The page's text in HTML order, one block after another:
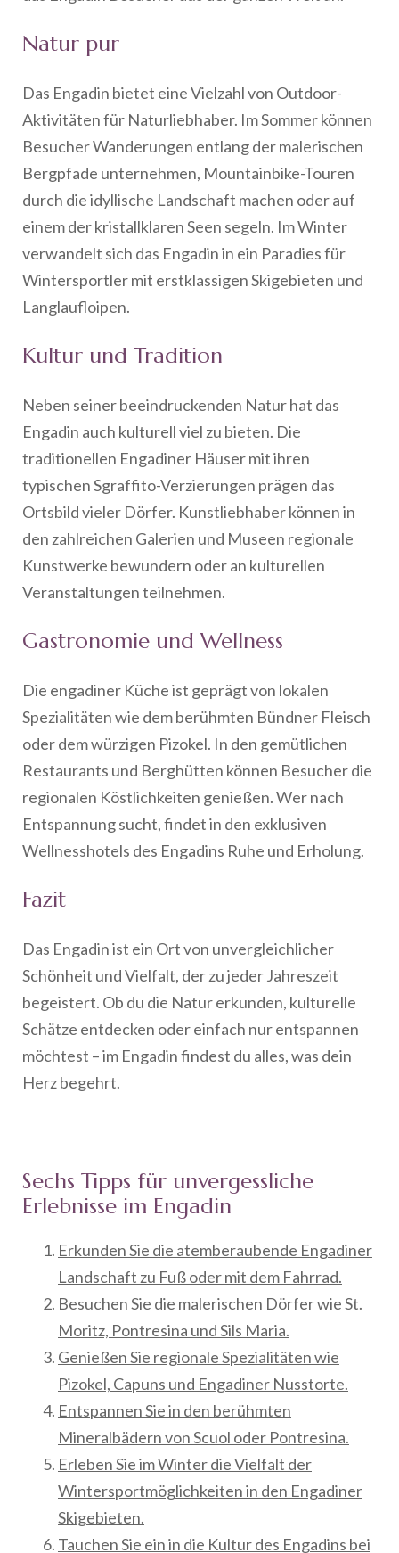
Natur pur
Das Engadin bietet eine Vielzahl von Outdoor-
Aktivitäten für Naturliebhaber. Im Sommer können
Besucher Wanderungen entlang der malerischen
Bergpfade unternehmen, Mountainbike-Touren
durch die idyllische Landschaft machen oder auf
einem der kristallklaren Seen segeln. Im Winter
verwandelt sich das Engadin in ein Paradies für
Wintersportler mit erstklassigen Skigebieten und
Langlaufloipen.
Kultur und Tradition
Neben seiner beeindruckenden Natur hat das
Engadin auch kulturell viel zu bieten. Die
traditionellen Engadiner Häuser mit ihren
typischen Sgraffito-Verzierungen prägen das
Ortsbild vieler Dörfer. Kunstliebhaber können in
den zahlreichen Galerien und Museen regionale
Kunstwerke bewundern oder an kulturellen
Veranstaltungen teilnehmen.
Gastronomie und Wellness
Die engadiner Küche ist geprägt von lokalen
Spezialitäten wie dem berühmten Bündner Fleisch
oder dem würzigen Pizokel. In den gemütlichen
Restaurants und Berghütten können Besucher die
regionalen Köstlichkeiten genießen. Wer nach
Entspannung sucht, findet in den exklusiven
Wellnesshotels des Engadins Ruhe und Erholung.
Fazit
Das Engadin ist ein Ort von unvergleichlicher
Schönheit und Vielfalt, der zu jeder Jahreszeit
begeistert. Ob du die Natur erkunden, kulturelle
Schätze entdecken oder einfach nur entspannen
möchtest – im Engadin findest du alles, was dein
Herz begehrt.
Sechs Tipps für unvergessliche
Erlebnisse im Engadin
Erkunden Sie die atemberaubende Engadiner
Landschaft zu Fuß oder mit dem Fahrrad.
Besuchen Sie die malerischen Dörfer wie St.
Moritz, Pontresina und Sils Maria.
Genießen Sie regionale Spezialitäten wie
Pizokel, Capuns und Engadiner Nusstorte.
Entspannen Sie in den berühmten
Mineralbädern von Scuol oder Pontresina.
Erleben Sie im Winter die Vielfalt der
Wintersportmöglichkeiten in den Engadiner
Skigebieten.
Tauchen Sie ein in die Kultur des Engadins bei